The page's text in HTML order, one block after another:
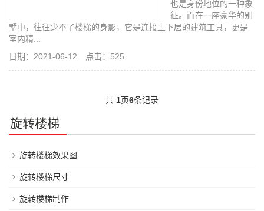
也是身份地位的一种象
征。而在一座豪华的别
墅中，往往少不了楼梯的身影，它是连接上下层的建筑工具，更是
室内精...
日期：2021-06-12 点击：525
共 1页6条记录
旋转楼梯
旋转楼梯效果图
旋转楼梯尺寸
旋转楼梯制作